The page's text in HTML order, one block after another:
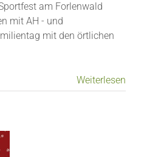
am Forlenwald
mit AH - und
mit den örtlichen
Weiterlesen